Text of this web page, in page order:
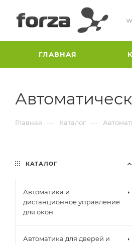
ГЛАВНАЯ
Главная — Каталог —
КАТАЛОГ
Автоматика и
дистанционное управление
для окон
Автоматика для дверей и